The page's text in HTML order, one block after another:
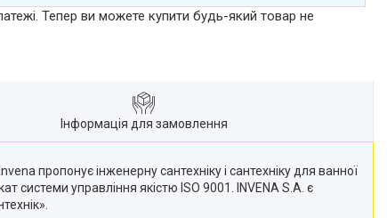
Тепер ви можете купити будь-який товар не
Інформація для замовлення
пропонує інженерну сантехніку і сантехніку для ванної
системи управління якістю ISO 9001. INVENA S.A. є